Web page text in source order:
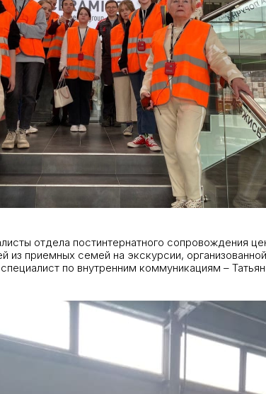
отдела постинтернатного сопровождения
из приемных семей на экскурсии, организованной
по внутренним коммуникациям –